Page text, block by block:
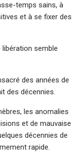
temps sains, à
et à se fixer des
libération semble
des années de
des décennies.
les anomalies
et de mauvaise
décennies de
rapide.